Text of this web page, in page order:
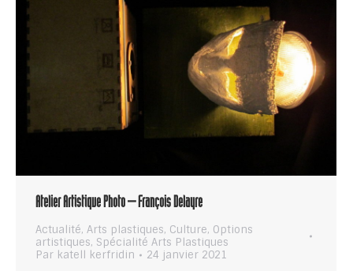
Atelier Artistique Photo – François Delayre
Actualité, Arts plastiques, Culture, Options
artistiques, Spécialité Arts Plastiques
Par katell kerfridin 24 janvier 2021